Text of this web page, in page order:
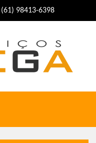
(61) 98413-6398